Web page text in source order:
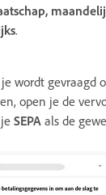
.
wordt gevraagd
open je de
SEPA als de